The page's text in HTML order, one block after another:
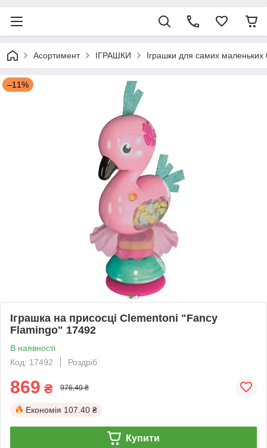
Асортимент ІГРАШКИ Іграшки для самих маленьких
–11%
Іграшка на присосці Clementoni "Fancy
Flamingo" 17492
В наявності
Код: 17492
Роздріб
869 ₴ 976,40 ₴
Економія 107.40 ₴
Купити